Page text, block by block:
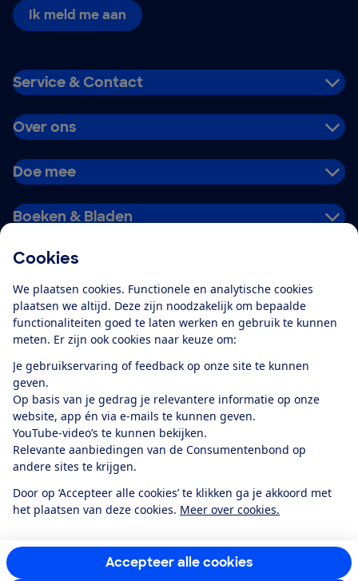
Cookies
We plaatsen cookies. Functionele en analytische cookies
plaatsen we altijd. Deze zijn noodzakelijk om bepaalde
functionaliteiten goed te laten werken en gebruik te kunnen
meten. Er zijn ook cookies naar keuze om:
Je gebruikservaring of feedback op onze site te kunnen
geven.
Op basis van je gedrag je relevantere informatie op onze
website, app én via e-mails te kunnen geven.
YouTube-video’s te kunnen bekijken.
Relevante aanbiedingen van de Consumentenbond op
andere sites te krijgen.
Door op ‘Accepteer alle cookies’ te klikken ga je akkoord met
het plaatsen van deze cookies. Meer over cookies.
Accepteer alle cookies
Ik meld me aan
Service & Contact
Over ons
Doe mee
Boeken & Bladen
Alles over de
app
Algemene Voorwaarden
Privacyverklaring
Cookiebeleid
Privacyvoorkeuren
Toegankelijkheid
RSS-feed nieuws
Facebook
TwitterInstagram
YoutubeLinkedIn
12.901consumentenbeoordelen de Consumentenbondmet gemiddeld